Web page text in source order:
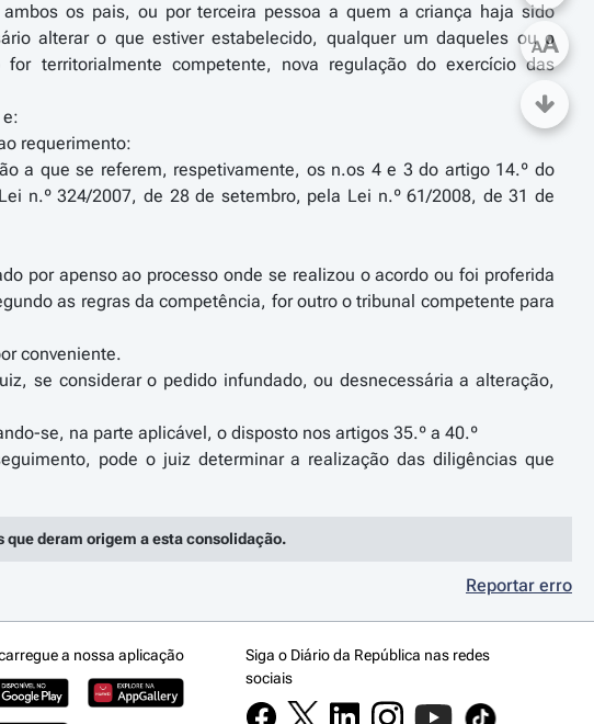
os pais, ou por terceira pessoa a quem a criança haja sido
alterar o que estiver estabelecido, qualquer um daqueles ou o
territorialmente competente, nova regulação do exercício das
requerimento:
a que se referem, respetivamente, os n.os 4 e 3 do artigo 14.º do
n.º 324/2007, de 28 de setembro, pela Lei n.º 61/2008, de 31 de
por apenso ao processo onde se realizou o acordo ou foi proferida
as regras da competência, for outro o tribunal competente para
conveniente.
se considerar o pedido infundado, ou desnecessária a alteração,
se, na parte aplicável, o disposto nos artigos 35.º a 40.º
pode o juiz determinar a realização das diligências que
que deram origem a esta consolidação.
Reportar erro
AA
a nossa aplicação
Siga o Diário da República nas redes
sociais